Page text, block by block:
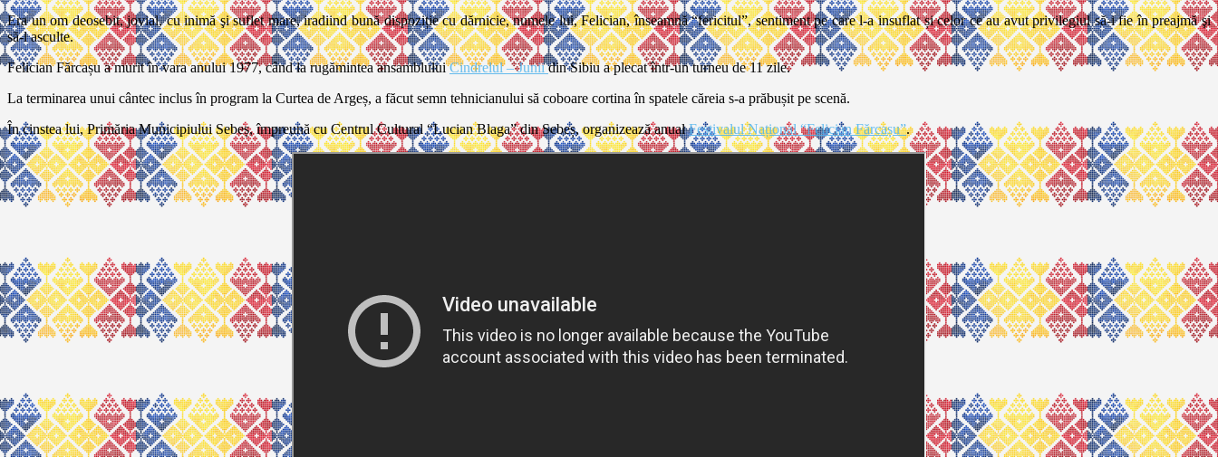
Era un om deosebit, jovial, cu inimă şi suflet mare, iradiind bună dispoziție cu dărnicie, numele lui, Felician, înseamnă “fericitul”, sentiment pe care l-a insuflat și celor ce au avut privilegiul să-i fie în preajmă şi
să-l asculte.
Felician Fărcașu a murit în vara anului 1977, când la rugămintea ansambluluiCindrelul – Juniidin Sibiu a plecat într-un turneu de 11 zile.
La terminarea unui cântec inclus în program la Curtea de Argeș, a făcut semn tehnicianului să coboare cortina în spatele căreia s-a prăbușit pe scenă.
În cinstea lui, Primăria Municipiului Sebeș, împreună cu Centrul Cultural “Lucian Blaga” din Sebeș, organizează anualFestivalul Național “Felician Fărcașu”.